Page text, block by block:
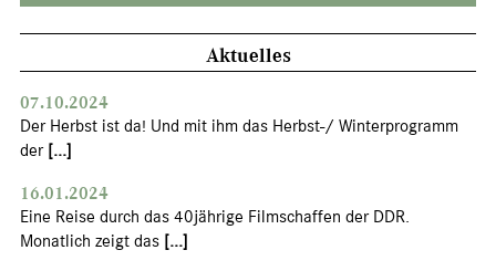
Aktuelles
07.10.2024
Der Herbst ist da! Und mit ihm das Herbst-/ Winterprogramm
der [...]
16.01.2024
Eine Reise durch das 40jährige Filmschaffen der DDR.
Monatlich zeigt das [...]